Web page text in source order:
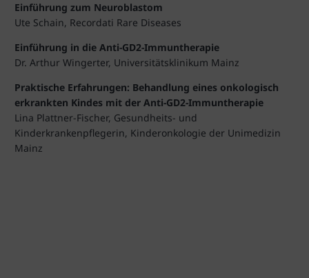
Einführung zum Neuroblastom
Ute Schain, Recordati Rare Diseases
Einführung in die Anti-GD2-Immuntherapie
Dr. Arthur Wingerter, Universitätsklinikum Mainz
Praktische Erfahrungen: Behandlung eines onkologisch
erkrankten Kindes mit der Anti-GD2-Immuntherapie
Lina Plattner-Fischer, Gesundheits- und
Kinderkrankenpflegerin, Kinderonkologie der Unimedizin
Mainz